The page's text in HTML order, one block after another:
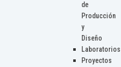
de
Producción
y
Diseño
Laboratorios
Proyectos